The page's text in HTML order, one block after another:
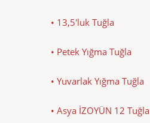
• 13,5'luk Tuğla
• Petek Yığma Tuğla
• Yuvarlak Yığma Tuğla
• Asya İZOYÜN 12 Tuğla